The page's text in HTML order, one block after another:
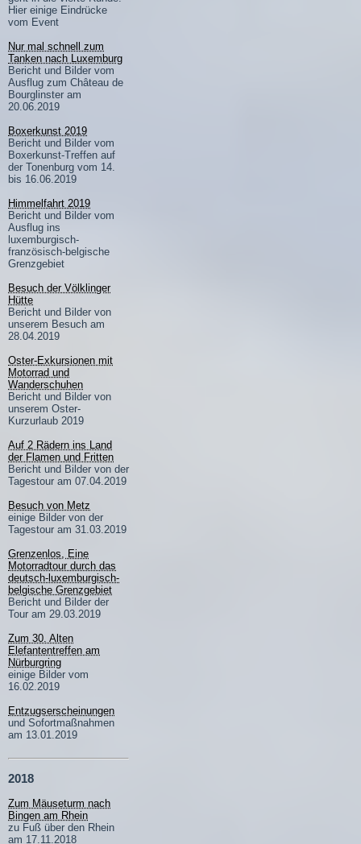
Hier einige Eindrücke
vom Event
Nur mal schnell zum
Tanken nach Luxemburg
Bericht und Bilder vom
Ausflug zum Château de
Bourglinster am
20.06.2019
Boxerkunst 2019
Bericht und Bilder vom
Boxerkunst-Treffen auf
der Tonenburg vom 14.
bis 16.06.2019
Himmelfahrt 2019
Bericht und Bilder vom
Ausflug ins
luxemburgisch-
französisch-belgische
Grenzgebiet
Besuch der Völklinger
Hütte
Bericht und Bilder von
unserem Besuch am
28.04.2019
Oster-Exkursionen mit
Motorrad und
Wanderschuhen
Bericht und Bilder von
unserem Oster-
Kurzurlaub 2019
Auf 2 Rädern ins Land
der Flamen und Fritten
Bericht und Bilder von der
Tagestour am 07.04.2019
Besuch von Metz
einige Bilder von der
Tagestour am 31.03.2019
Grenzenlos, Eine
Motorradtour durch das
deutsch-luxemburgisch-
belgische Grenzgebiet
Bericht und Bilder der
Tour am 29.03.2019
Zum 30. Alten
Elefantentreffen am
Nürburgring
einige Bilder vom
16.02.2019
Entzugserscheinungen
und Sofortmaßnahmen
am 13.01.2019
2018
Zum Mäuseturm nach
Bingen am Rhein
zu Fuß über den Rhein
am 17.11.2018